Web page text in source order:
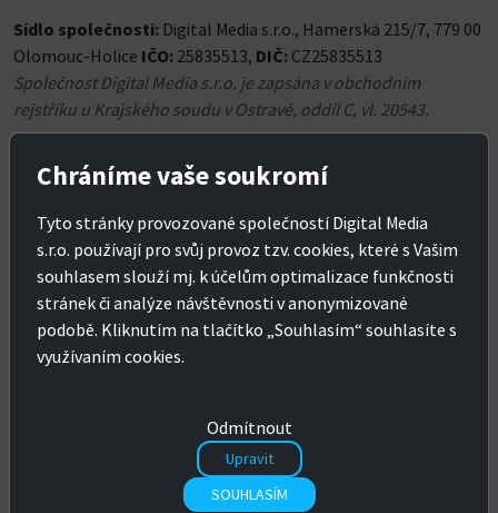
Sídlo společnosti: Digital Media s.r.o., Hamerská 215/7, 779 00
Olomouc-Holice IČO: 25835513, DIČ: CZ25835513
Společnost Digital Media s.r.o. je zapsána v obchodním
rejstříku u Krajského soudu v Ostravě, oddíl C, vl. 20543.
Platební informace
Pro platby v Kč
ČSOB a.s., ČR
Účet: 154474727/0300
IBAN:
Raiffeisenbank a.s., ČR
Účet: 671510001/5500
IBAN:
CZ3655000000000671510001
Chráníme vaše soukromí
Tyto stránky provozované společností Digital Media
s.r.o. používají pro svůj provoz tzv. cookies, které s Vašim
souhlasem slouží mj. k účelům optimalizace funkčnosti
stránek či analýze návštěvnosti v anonymizované
podobě. Kliknutím na tlačítko „Souhlasím“ souhlasíte s
využívaním cookies.
Odmítnout
Upravit
SOUHLASÍM